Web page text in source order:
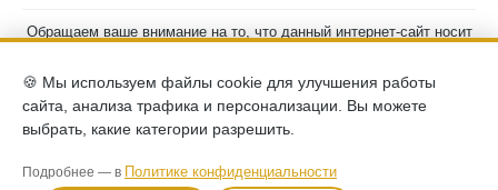
Обращаем ваше внимание на то, что данный интернет-сайт носит
положениями Статьи 437 (2) Гражданского кодекса Российской
Федерации. Для получения подробной информации о наличии и
стоимости указанных товаров, пожалуйста, обращайтесь к
менеджерам компании по телефону.
Политика конфиденциальности
данных согласие на обработку персональных данных
🍪 Мы используем файлы cookie для улучшения работы
сайта, анализа трафика и персонализации. Вы можете
выбрать, какие категории разрешить.
Подробнее — в Политике конфиденциальности